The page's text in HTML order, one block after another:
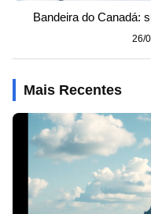
Bandeira do Canadá:
26/
Mais Recentes